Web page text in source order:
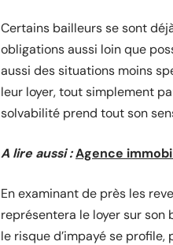
Certains bailleurs se sont
obligations aussi loin que
aussi des situations moins
leur loyer, tout simplement
solvabilité prend tout son
A lire aussi :Agence
En examinant de près les
représentera le loyer sur son
le risque d’impayé se